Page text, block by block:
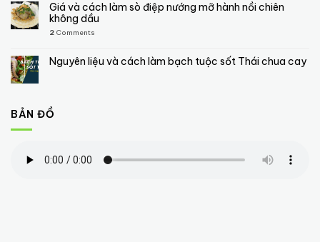
Giá và cách làm sò điệp nướng mỡ hành nồi chiên
không dầu
2 Comments
Nguyên liệu và cách làm bạch tuộc sốt Thái chua cay
BẢN ĐỒ